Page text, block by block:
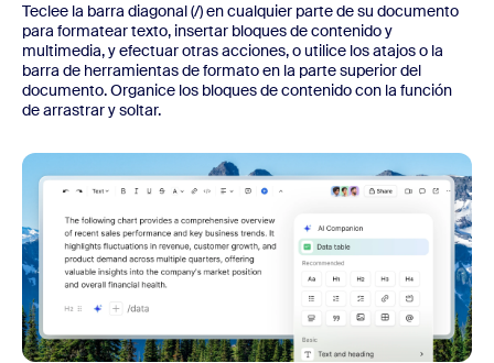
Teclee la barra diagonal (/) en cualquier parte de su documento
para formatear texto, insertar bloques de contenido y
multimedia, y efectuar otras acciones, o utilice los atajos o la
barra de herramientas de formato en la parte superior del
documento. Organice los bloques de contenido con la función
de arrastrar y soltar.